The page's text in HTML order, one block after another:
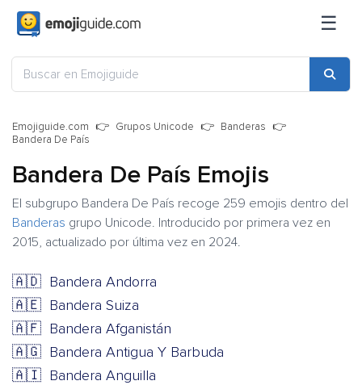
☰
Emojiguide.com Grupos Unicode
Banderas
Bandera De País
Bandera De País Emojis
El subgrupo Bandera De País recoge 259 emojis dentro del
Banderas grupo Unicode. Introducido por primera vez en
2015, actualizado por última vez en 2024.
🇦🇩 Bandera Andorra
🇦🇪 Bandera Suiza
🇦🇫 Bandera Afganistán
🇦🇬 Bandera Antigua Y Barbuda
🇦🇮 Bandera Anguilla